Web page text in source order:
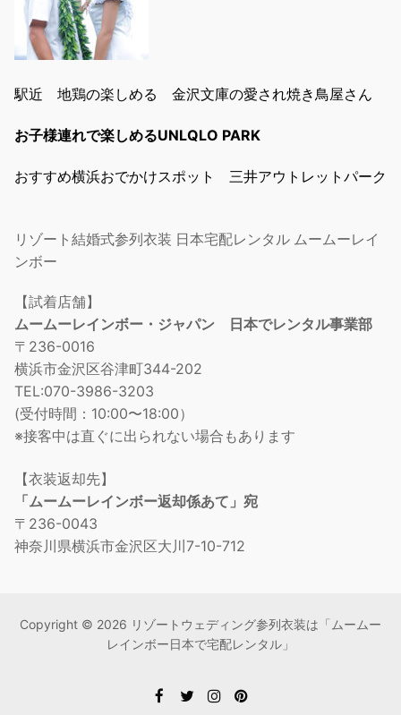
駅近 地鶏の楽しめる 金沢文庫の愛され焼き鳥屋さん
お子様連れで楽しめるUNLQLO PARK
おすすめ横浜おでかけスポット 三井アウトレットパーク
リゾート結婚式参列衣装 日本宅配レンタル ムームーレイ
ンボー
【試着店舗】
ムームーレインボー・ジャパン 日本でレンタル事業部
〒236-0016
横浜市金沢区谷津町344-202
TEL:070-3986-3203
(受付時間：10:00〜18:00）
※接客中は直ぐに出られない場合もあります
【衣装返却先】
「ムームーレインボー返却係あて」宛
〒236-0043
神奈川県横浜市金沢区大川7-10-712
Copyright © 2026 リゾートウェディング参列衣装は「ムームー
レインボー日本で宅配レンタル」